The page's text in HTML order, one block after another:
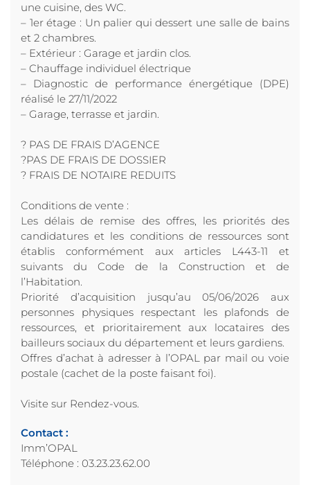
une cuisine, des WC.
– 1er étage : Un palier qui dessert une salle de bains
et 2 chambres.
– Extérieur : Garage et jardin clos.
– Chauffage individuel électrique
– Diagnostic de performance énergétique (DPE)
réalisé le 27/11/2022
– Garage, terrasse et jardin.
? PAS DE FRAIS D’AGENCE
?PAS DE FRAIS DE DOSSIER
? FRAIS DE NOTAIRE REDUITS
Conditions de vente :
Les délais de remise des offres, les priorités des
candidatures et les conditions de ressources sont
établis conformément aux articles L443-11 et
suivants du Code de la Construction et de
l’Habitation.
Priorité d’acquisition jusqu’au 05/06/2026 aux
personnes physiques respectant les plafonds de
ressources, et prioritairement aux locataires des
bailleurs sociaux du département et leurs gardiens.
Offres d’achat à adresser à l’OPAL par mail ou voie
postale (cachet de la poste faisant foi).
Visite sur Rendez-vous.
Contact :
Imm’OPAL
Téléphone : 03.23.23.62.00